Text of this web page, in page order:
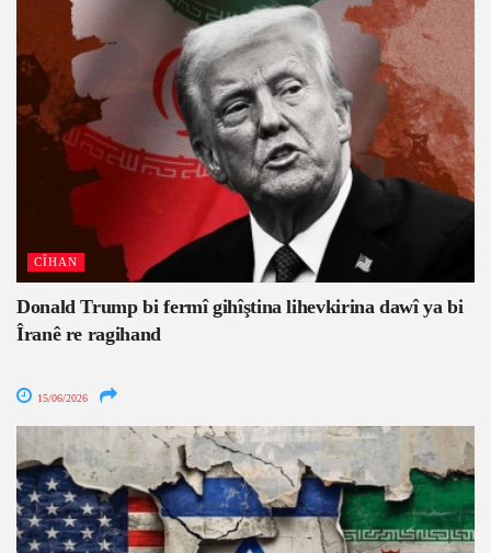
CÎHAN
Donald Trump bi fermî gihîştina lihevkirina dawî ya bi
Îranê re ragihand
15/06/2026